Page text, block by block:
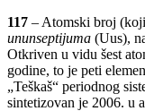
117 – Atomski broj
ununseptijuma (Uus),
Otkriven u vidu šest
godine, to je peti
„Teškaš“ periodnog
sintetizovan je 2006. u